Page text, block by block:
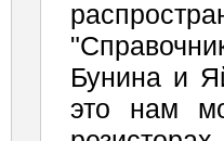
Бунина и
это нам